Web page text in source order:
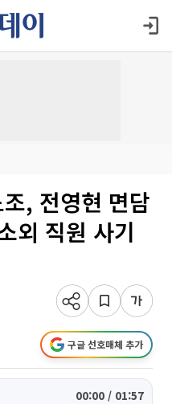
, 전영현 면담
외 직원 사기
구글 선호매체 추가
00:00 / 01:57